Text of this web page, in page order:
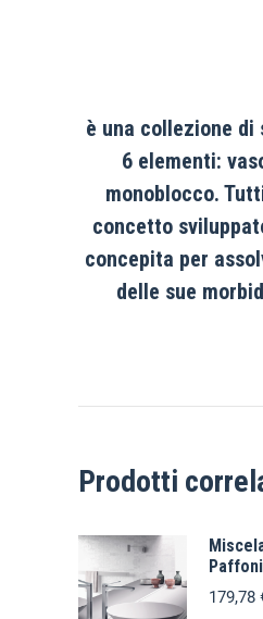
è una collezione di
6 elementi:
monoblocco.
concetto
concepita per
delle sue
Prodotti
Paffoni
179,78